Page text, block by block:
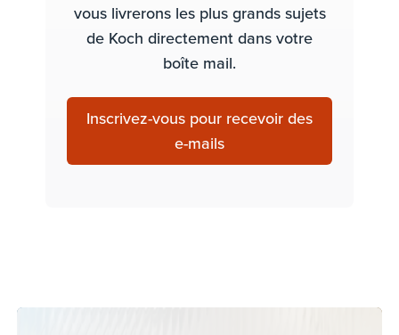
vous livrerons les plus grands sujets
de Koch directement dans votre
boîte mail.
Inscrivez-vous pour recevoir des
e-mails